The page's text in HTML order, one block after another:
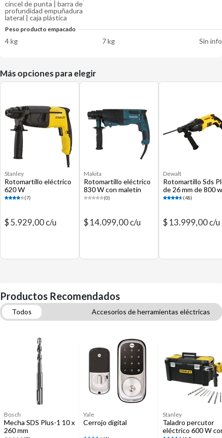
cincel de punta | barra de
profundidad empuñadura
lateral | caja plástica
Peso producto empacado
4 kg 7 kg Sin
Más opciones para elegir
Stanley
Rotomartillo eléctrico
620 W
(7)
$ 5.929,00 c/u
Makita
Rotomartillo eléctrico
830 W con maletín
(0)
$ 14.099,00 c/u
Dewalt
Rotomartillo Sds
de 26 mm de 800 w
(48)
$ 13.999,00 c/u
Productos Recomendados
Todos
Accesorios de herramientas eléctricas
Taladros y atornilladores eléctricos e inalámbricos
Accesorios para taladros
Sierras
Martillos, macetas y cinceles
Accesorios para rotomartillos
Bosch
Mecha SDS Plus-1 10 x
260 mm
Yale
Cerrojo digital
Stanley
Taladro percutor
eléctrico 600 W